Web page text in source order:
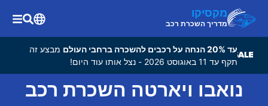
מקסיקו
מדריך השכרת רכב
עד 20% הנחה על רכבים להשכרה ברחבי העולם
מבצע זה
תקף עד 11 באוגוסט 2026 - נצל אותו עוד היום!
נואבו ויארטה השכרת רכב